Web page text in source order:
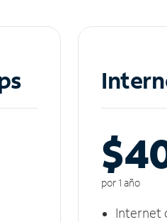
por 1 año
Internet